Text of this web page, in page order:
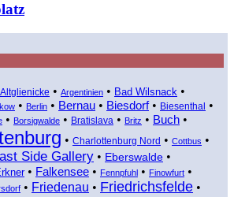
Altglienicke • Argentinien • Bad Wilsnack •
• Berlin • Bernau • Biesdorf• Biesenthal •
• Borsigwalde • Bratislava • Britz • Buch •
• Charlottenburg Nord • Cottbus •
Side Gallery • Eberswalde •
• Falkensee • Fennpfuhl • Finowfurt •
• Friedenau • Friedrichsfelde •